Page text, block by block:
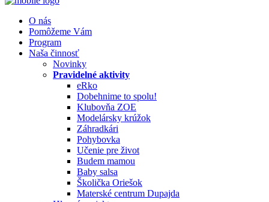
O nás
Pomôžeme Vám
Program
Naša činnosť
Novinky
Pravidelné aktivity
eRko
Dobehnime to spolu!
Klubovňa ZOE
Modelársky krúžok
Záhradkári
Pohybovka
Učenie pre život
Budem mamou
Baby salsa
Školička Oriešok
Materské centrum Dupajda